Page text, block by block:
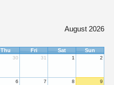
August 2026
Thu Fri Sat Sun
30 31 1 2
6 7 8 9